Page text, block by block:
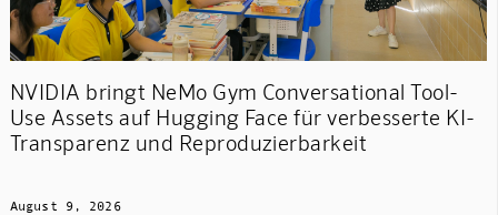
NVIDIA bringt NeMo Gym Conversational Tool-
Use Assets auf Hugging Face für verbesserte KI-
Transparenz und Reproduzierbarkeit
August 9, 2026